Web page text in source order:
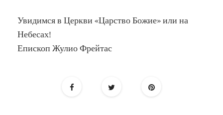
Увидимся в Церкви «Царство Божие» или на
Небесах!
Епископ Жулио Фрейтас